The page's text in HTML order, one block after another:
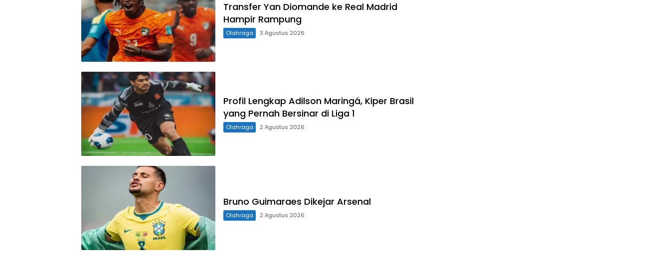
Transfer Yan Diomande ke Real Madrid
Hampir Rampung
Olahraga 3 Agustus 2026
Profil Lengkap Adilson Maringá, Kiper Brasil
yang Pernah Bersinar di Liga 1
Olahraga 2 Agustus 2026
Bruno Guimaraes Dikejar Arsenal
Olahraga 2 Agustus 2026